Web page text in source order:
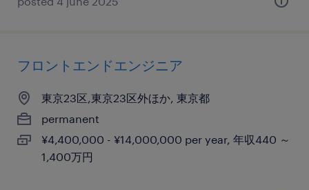
フロントエンドエンジニア
東京23区,東京23区外ほか, 東京都
permanent
¥4,400,000 - ¥14,000,000 per year, 年収440 ～
1,400万円